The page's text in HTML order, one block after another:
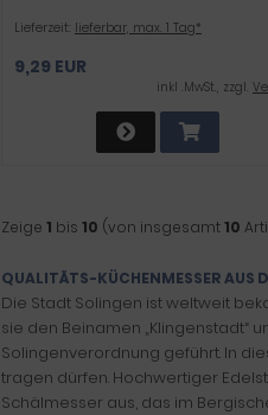
Lieferzeit: lieferbar, max. 1 Tag*
9,29 EUR
inkl .MwSt., zzgl.
Zeige 1 bis 10 (von insgesamt10
QUALITÄTS-KÜCHENMESSER AUS
Die Stadt Solingen ist weltweit
sie den Beinamen „Klingenstadt“
Solingenverordnung geführt. In
tragen dürfen. Hochwertiger
Schälmesser aus, das im